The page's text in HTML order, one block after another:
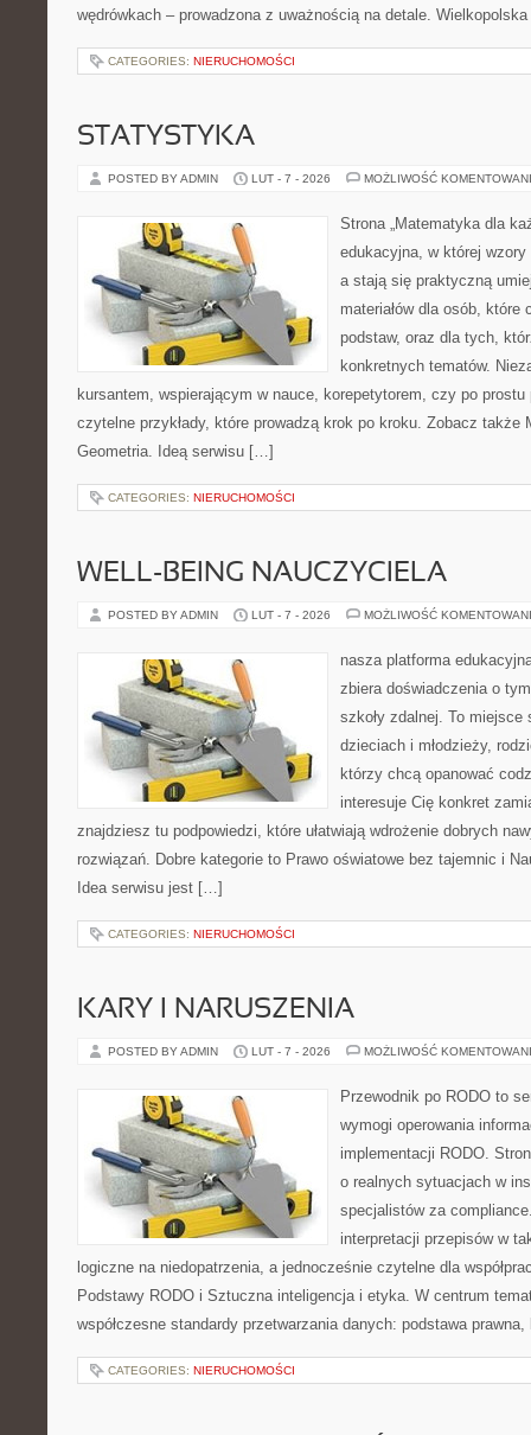
wędrówkach – prowadzona z uważnością na detale.
CATEGORIES: NIERUCHOMOŚCI
STATYSTYKA
POSTED BY ADMIN LUT - 7 - 2026 MOŻLIWOŚĆ
Strona „Matematyka dla
edukacyjna, w której
a stają się praktyczną
materiałów dla osób,
podstaw, oraz dla tych,
konkretnych tematów.
kursantem, wspierającym w nauce, korepetytorem, czy po
czytelne przykłady, które prowadzą krok po kroku. Zobacz także
Geometria. Ideą serwisu […]
CATEGORIES: NIERUCHOMOŚCI
WELL-BEING NAUCZYCIELA
POSTED BY ADMIN LUT - 7 - 2026 MOŻLIWOŚĆ
nasza platforma
zbiera doświadczenia o
szkoły zdalnej. To
dzieciach i młodzieży,
którzy chcą opanować
interesuje Cię konkret
znajdziesz tu podpowiedzi, które ułatwiają wdrożenie dobrych
rozwiązań. Dobre kategorie to Prawo oświatowe bez tajemnic i
Idea serwisu jest […]
CATEGORIES: NIERUCHOMOŚCI
KARY I NARUSZENIA
POSTED BY ADMIN LUT - 7 - 2026 MOŻLIWOŚĆ
Przewodnik po RODO to
wymogi operowania
implementacji RODO.
o realnych sytuacjach w
specjalistów za
interpretacji przepisów w
logiczne na niedopatrzenia, a jednocześnie czytelne dla
Podstawy RODO i Sztuczna inteligencja i etyka. W centrum
współczesne standardy przetwarzania danych: podstawa
CATEGORIES: NIERUCHOMOŚCI